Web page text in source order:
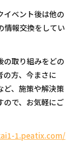
イベント後は他の
情報交換をしてい
の取り組みをどの
の方、今まさに
ど、施策や解決策
ので、お気軽にご
1.peatix.com/